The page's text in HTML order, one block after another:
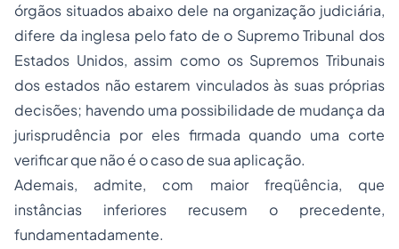
órgãos situados abaixo dele na organização judiciária,
difere da inglesa pelo fato de o Supremo Tribunal dos
Estados Unidos, assim como os Supremos Tribunais
dos estados não estarem vinculados às suas próprias
decisões; havendo uma possibilidade de mudança da
jurisprudência por eles firmada quando uma corte
verificar que não é o caso de sua aplicação.
Ademais, admite, com maior freqüência, que
instâncias inferiores recusem o precedente,
fundamentadamente.